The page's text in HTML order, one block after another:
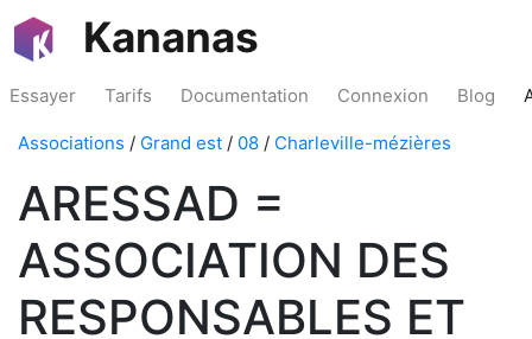
Kananas
Essayer Tarifs Documentation Connexion Blog
Associations / Grand est / 08 / Charleville-mézières
ARESSAD =
ASSOCIATION DES
RESPONSABLES ET